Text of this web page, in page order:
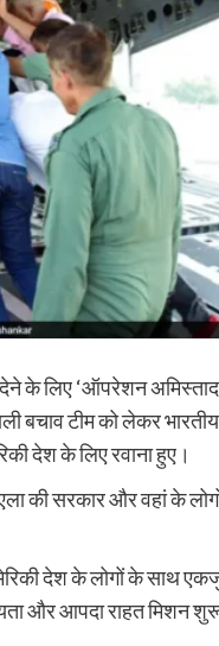
देने के लिए ‘ऑपरेशन
बचाव टीम को लेकर
देश के लिए रवाना हुए।
की सरकार और वहां के
देश के लोगों के साथ
और आपदा राहत मिशन